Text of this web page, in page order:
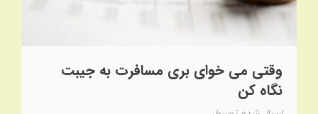
وقتی می خوای بری مسافرت به جیبت
نگاه کن